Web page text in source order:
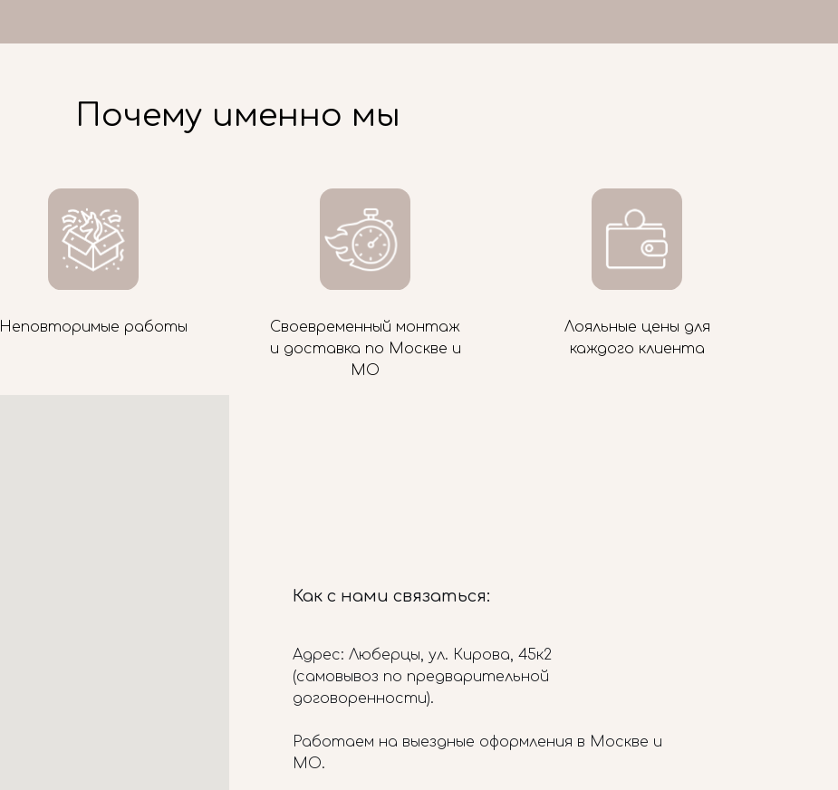
Почему именно мы
Неповторимые работы
Своевременный монтаж
и доставка по Москве и
МО
Лояльные цены для
каждого клиента
Как с нами связаться:
Адрес: Люберцы, ул. Кирова, 45к2
(самовывоз по предварительной
договоренности).
Работаем на выездные оформления в Москве и
МО.